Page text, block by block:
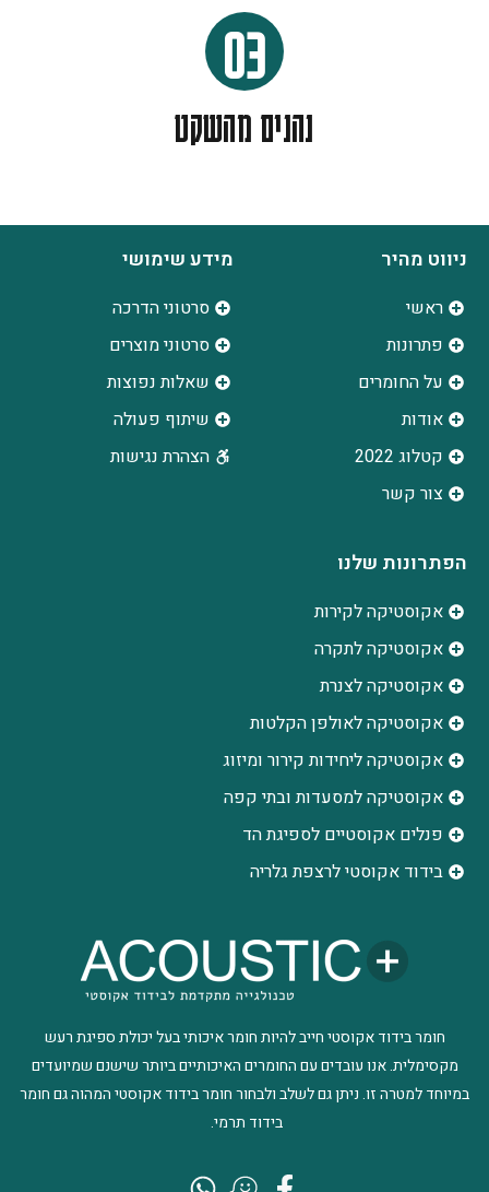
03
נהנים מהשקט
חומר בידוד אקוסטי חייב להיות חומר איכותי בעל יכולת ספיגת רעש
מקסימלית. אנו עובדים עם החומרים האיכותיים ביותר שישנם שמיועדים
במיוחד למטרה זו. ניתן גם לשלב ולבחור חומר בידוד אקוסטי המהוה גם חומר
בידוד תרמי.
ניווט מהיר
ראשי
פתרונות
על החומרים
אודות
קטלוג 2022
צור קשר
מידע שימושי
סרטוני הדרכה
סרטוני מוצרים
שאלות נפוצות
שיתוף פעולה
הצהרת נגישות
הפתרונות שלנו
אקוסטיקה לקירות
אקוסטיקה לתקרה
אקוסטיקה לצנרת
אקוסטיקה לאולפן הקלטות
‫אקוסטיקה ליחידות קירור ומיזוג
אקוסטיקה למסעדות ובתי קפה
פנלים אקוסטיים לספיגת הד
בידוד אקוסטי לרצפת גלריה